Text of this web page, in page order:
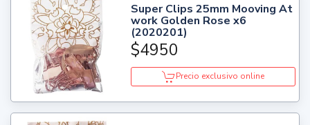
Super Clips 25mm Mooving At
work Golden Rose x6
(2020201)
$4950
Precio exclusivo online